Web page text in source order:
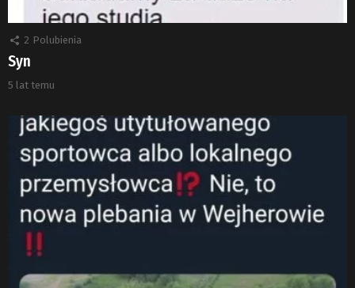
2 Polubienia
Syn
5 lat temu